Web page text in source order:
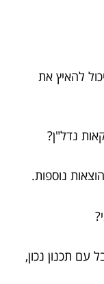
להאיץ את
נוספות.
תכנון נכון,